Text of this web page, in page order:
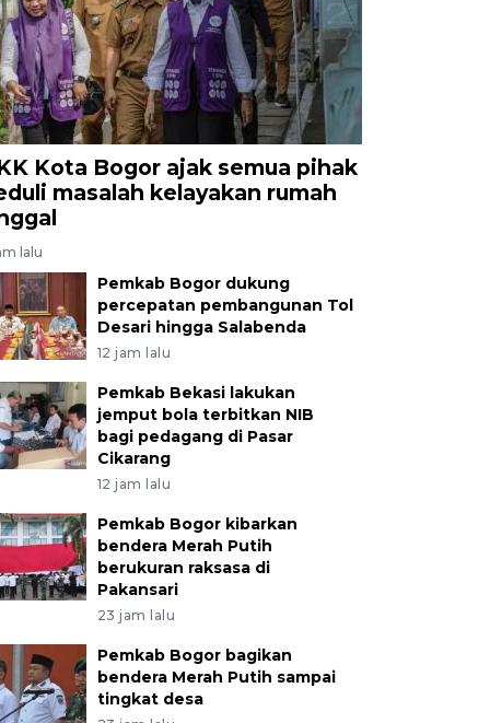
Kota Bogor ajak semua pihak
masalah kelayakan rumah
lalu
Pemkab Bogor dukung
percepatan pembangunan Tol
Desari hingga Salabenda
12 jam lalu
Pemkab Bekasi lakukan
jemput bola terbitkan NIB
bagi pedagang di Pasar
Cikarang
12 jam lalu
Pemkab Bogor kibarkan
bendera Merah Putih
berukuran raksasa di
Pakansari
23 jam lalu
Pemkab Bogor bagikan
bendera Merah Putih sampai
tingkat desa